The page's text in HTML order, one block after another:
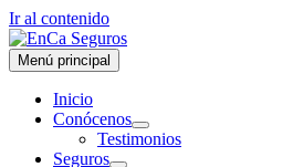
Ir al contenido
Menú principal
Inicio
Conócenos
Testimonios
Seguros